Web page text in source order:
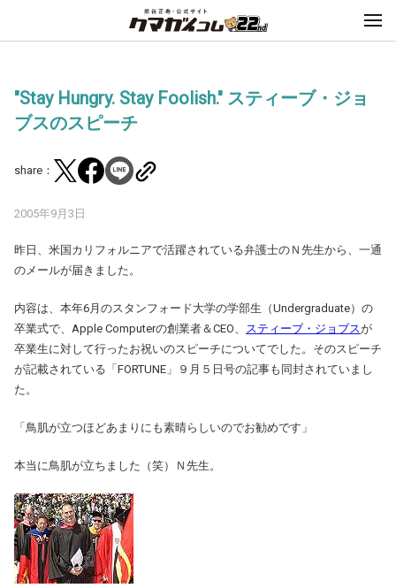
"Stay Hungry. Stay Foolish." スティーブ・ジョ
ブスのスピーチ
share：
2005年9月3日
昨日、米国カリフォルニアで活躍されている弁護士のＮ先生から、一通
のメールが届きました。
内容は、本年6月のスタンフォード大学の学部生（Undergraduate）の
卒業式で、Apple Computerの創業者＆CEO、
スティーブ・ジョブスが
卒業生に対して行ったお祝いのスピーチについてでした。そのスピーチ
が記載されている「FORTUNE」９月５日号の記事も同封されていまし
た。
「鳥肌が立つほどあまりにも素晴らしいのでお勧めです」
本当に鳥肌が立ちました（笑）Ｎ先生。